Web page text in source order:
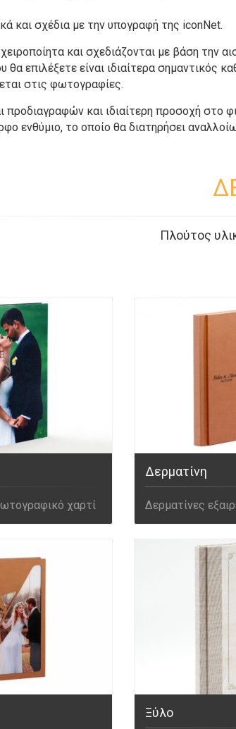
και σχέδια με την υπογραφή της iconNet.
και σχεδιάζονται με βάση την
επιλέξετε είναι ιδιαίτερα σημαντικός
στις φωτογραφίες.
προδιαγραφών και ιδιαίτερη προσοχή στο
ενθύμιο, το οποίο θα διατηρήσει
Πλούτος
χαρτί
Δερματίνη
Δερματίνες
Ξύλο